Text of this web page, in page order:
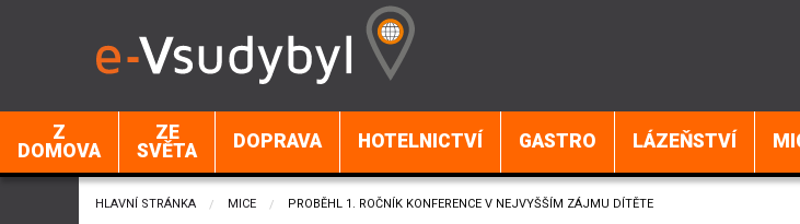
Z
DOMOVA
ZE
SVĚTA
DOPRAVA HOTELNICTVÍ GASTRO LÁZEŇSTVÍ
HLAVNÍ STRÁNKA MICE CURRENT:
PROBĚHL 1. ROČNÍK KONFERENCE V NEJVYŠŠÍM ZÁJMU DÍTĚTE